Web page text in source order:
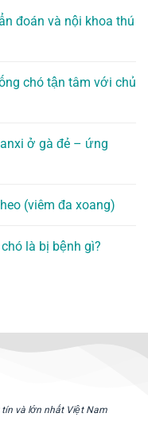
đoán và nội khoa thú
chó tận tâm với chủ
ở gà đẻ – ứng
(viêm đa xoang)
là bị bệnh gì?
và lớn nhất Việt Nam